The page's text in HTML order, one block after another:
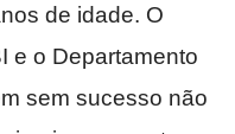
de idade. O
e o Departamento
sem sucesso não